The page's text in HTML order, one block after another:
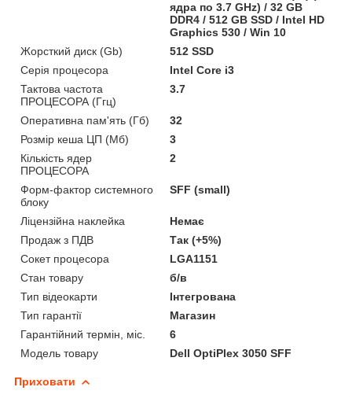
ядра по 3.7 GHz) / 32 GB
DDR4 / 512 GB SSD / Intel HD
Graphics 530 / Win 10
Жорсткий диск (Gb)
512 SSD
Серія процесора
Intel Core i3
Тактова частота
ПРОЦЕСОРА (Ггц)
3.7
Оперативна пам'ять (Гб)
32
Розмір кеша ЦП (Мб)
3
Кількість ядер
ПРОЦЕСОРА
2
Форм-фактор системного
блоку
SFF (small)
Ліцензійна наклейка
Немає
Продаж з ПДВ
Так (+5%)
Сокет процесора
LGA1151
Стан товару
б/в
Тип відеокарти
Інтегрована
Тип гарантії
Магазин
Гарантійний термін, міс.
6
Модель товару
Dell OptiPlex 3050 SFF
Приховати